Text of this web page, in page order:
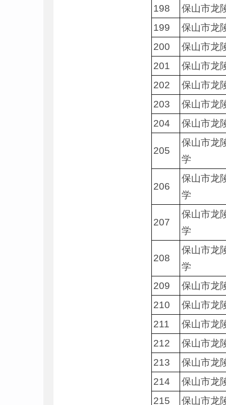
198
保山市龙
199
保山市龙
200
保山市龙
201
保山市龙
202
保山市龙
203
保山市龙
204
保山市龙
205
保山市龙
学
206
保山市龙
学
207
保山市龙
学
208
保山市龙
学
209
保山市龙
210
保山市龙
211
保山市龙
212
保山市龙
213
保山市龙
214
保山市龙
215
保山市龙